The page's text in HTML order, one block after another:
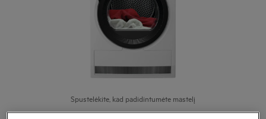
Spustelėkite, kad padidintumėte mastelį